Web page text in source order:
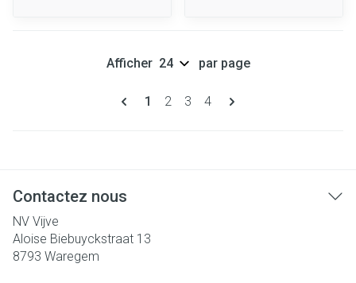
Pages
Vous lisez actuellement la page
1 Page
2 Page
3 Page
4
Afficher par page
Contactez nous
NV Vijve
Aloise Biebuyckstraat 13
8793 Waregem